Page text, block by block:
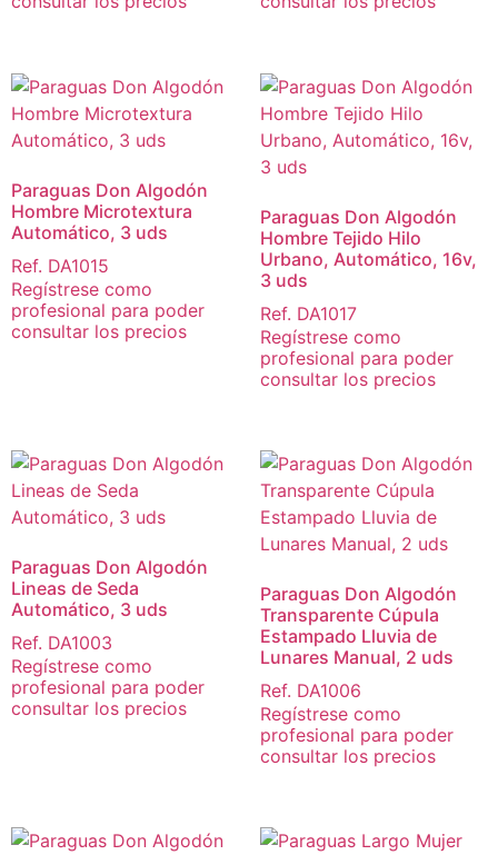
Paraguas Don Algodón
Hombre Microtextura
Automático, 3 uds
Ref. DA1015
Regístrese como
profesional para poder
consultar los precios
Paraguas Don Algodón
Hombre Tejido Hilo
Urbano, Automático, 16v,
3 uds
Ref. DA1017
Regístrese como
profesional para poder
consultar los precios
Paraguas Don Algodón
Lineas de Seda
Automático, 3 uds
Ref. DA1003
Regístrese como
profesional para poder
consultar los precios
Paraguas Don Algodón
Transparente Cúpula
Estampado Lluvia de
Lunares Manual, 2 uds
Ref. DA1006
Regístrese como
profesional para poder
consultar los precios